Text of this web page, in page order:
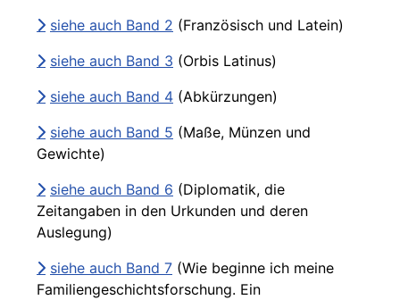
siehe auch Band 2 (Französisch und Latein)
siehe auch Band 3 (Orbis Latinus)
siehe auch Band 4 (Abkürzungen)
siehe auch Band 5 (Maße, Münzen und
Gewichte)
siehe auch Band 6 (Diplomatik, die
Zeitangaben in den Urkunden und deren
Auslegung)
siehe auch Band 7 (Wie beginne ich meine
Familiengeschichtsforschung. Ein